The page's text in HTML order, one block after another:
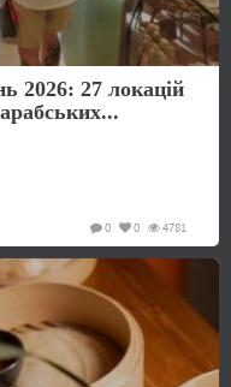
2026: 27 локацій
4781
0
0